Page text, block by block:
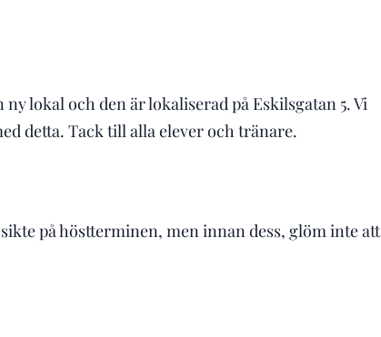
lokal och den är lokaliserad på Eskilsgatan 5. Vi
detta. Tack till alla elever och tränare.
på höstterminen, men innan dess, glöm inte att